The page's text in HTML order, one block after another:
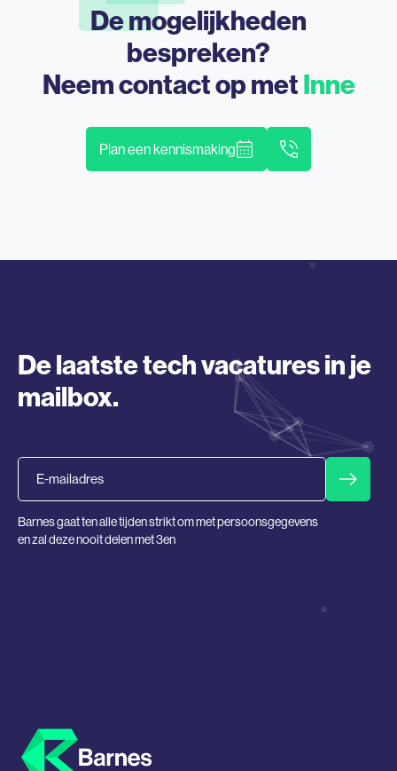
De mogelijkheden
bespreken?
Neem contact op metInne
Plan een kennismaking
De laatste tech vacatures in je
mailbox.
Barnes gaat ten alle tijden strikt om met persoonsgegevens
en zal deze nooit delen met 3en